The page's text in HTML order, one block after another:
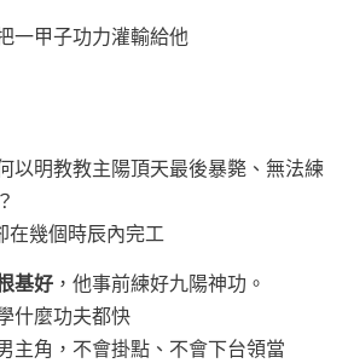
一甲子功力灌輸給他
以明教教主陽頂天最後暴斃、無法練
在幾個時辰內完工
基好 ，他事前練好九陽神功。
什麼功夫都快
主角，不會掛點、不會下台領當